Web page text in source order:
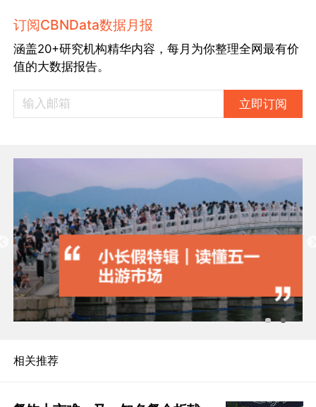
订阅CBNData数据月报
涵盖20+研究机构精华内容，每月为你整理全网最有价
值的大数据报告。
立即订阅
相关推荐